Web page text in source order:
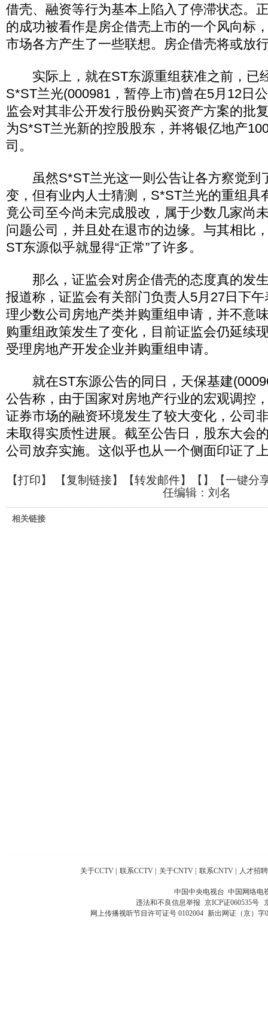
借壳、融资等行为基本上陷入了停滞状态。
的成功被看作是房企借壳上市的一个风向标
市场各方产生了一些联想。房企借壳将或放
实际上，就在ST东源重组获准之前，已
S*ST兰光(000981，暂停上市)曾在5月12日
监会对其非公开发行股份购买资产方案的批
为S*ST兰光新的控股股东，并将银亿地产
司。
虽然S*ST兰光这一则公告让各方察觉到
变，但有业内人士猜测，S*ST兰光的重组具
竟公司至今尚未完成股改，属于少数几家尚
问题公司，并且处在退市的边缘。与其相比
ST东源似乎就显得“正常”了许多。
那么，证监会对房企借壳的态度真的发
报道称，证监会有关部门负责人5月27日下
理少数公司房地产类并购重组申请，并不意
购重组政策发生了变化，目前证监会仍延续
受理房地产开发企业并购重组申请。
就在ST东源公告的同日，天保基建
公告称，由于国家对房地产行业的宏观调控
证券市场的融资环境发生了较大变化，公司
未取得实质性进展。截至公告日，股东大会
公司放弃实施。这似乎也从一个侧面印证了
【打印】 【复制链接】【转发邮件】【 】
【一键分
任编辑：刘名
相关链接
关于CCTV 联系CCTV 关于CNTV 联系CNTV 人才招聘
中国中央电视台 中国网络电
违法和不良信息举报 京ICP证060535号
网上传播视听节目许可证号 0102004 新出网证（京）